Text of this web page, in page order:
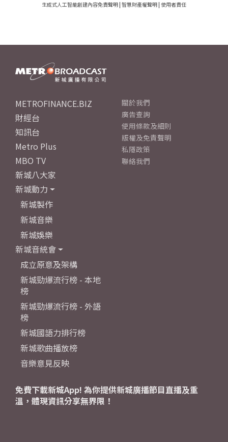
生成式人工智能創建內容免責聲明 | 智慧財產權聲明 | 使用者責任
METROFINANCE.BIZ
財經台
知訊台
Metro Plus
MBO TV
新城八大家
新城動力
新城製作
新城音樂
新城娛樂
新城音統會
成立原意及架構
新城勁爆流行榜 - 本地
榜
新城勁爆流行榜 - 外語
榜
新城國語力排行榜
新城歌曲播放榜
音樂意見反映
關於我們
廣告查詢
使用條款及細則
版權及免責聲明
私隱政策
聯絡我們
免費下載新城App! 為你提供新城廣播節目直播及重
溫，體現資訊分享無界限！